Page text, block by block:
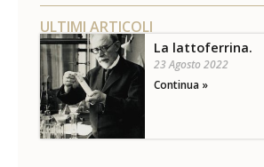
ULTIMI ARTICOLI
La lattoferrina.
23 Agosto 2022
Continua »